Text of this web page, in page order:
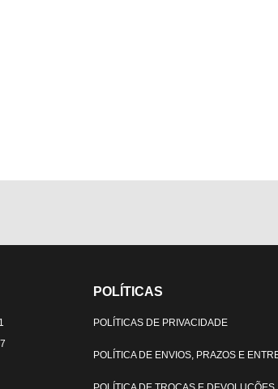
POLÍTICAS
POLÍTICAS DE PRIVACIDADE
POLÍTICA DE ENVIOS, PRAZOS E